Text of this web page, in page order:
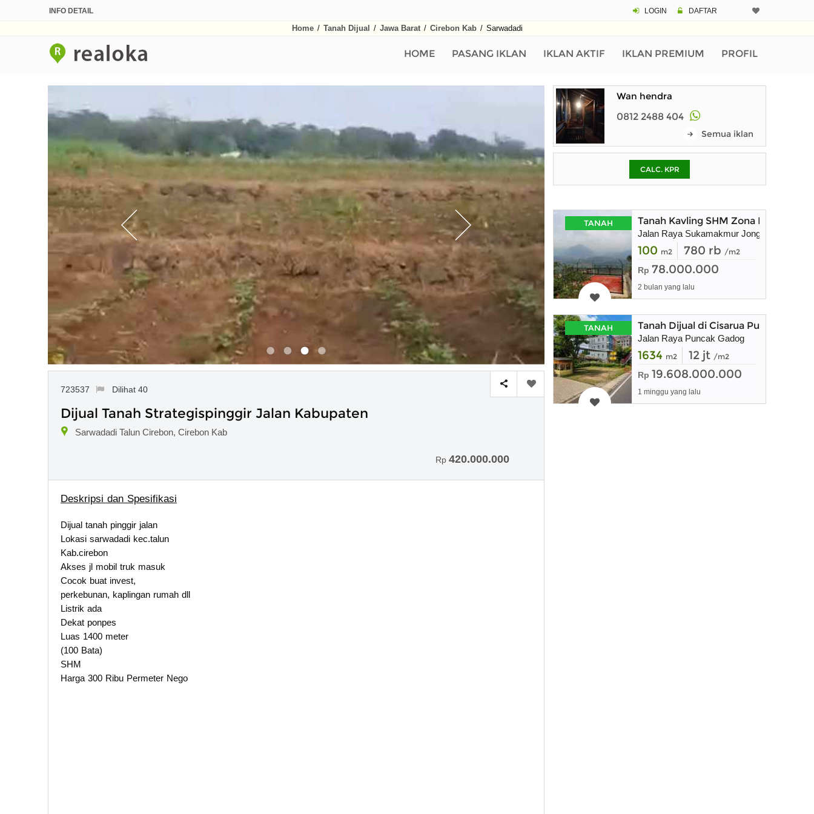
INFO DETAIL LOGIN DAFTAR
Home / Tanah Dijual / Jawa Barat / Cirebon Kab / Sarwadadi
HOME PASANG IKLAN IKLAN AKTIF IKLAN PREMIUM PROFIL
723537 Dilihat 40
Dijual Tanah Strategispinggir Jalan Kabupaten
Sarwadadi Talun Cirebon, Cirebon Kab
Rp 420.000.000
Deskripsi dan Spesifikasi
Dijual tanah pinggir jalan
Lokasi sarwadadi kec.talun
Kab.cirebon
Akses jl mobil truk masuk
Cocok buat invest,
perkebunan, kaplingan rumah dll
Listrik ada
Dekat ponpes
Luas 1400 meter
(100 Bata)
SHM
Harga 300 Ribu Permeter Nego
Pinjaman (PIN)
pada kotak-
Wan hendra
0812 2488 404
Semua iklan
CALC. KPR
TANAH Tanah Kavling SHM Zona Kuning
Jalan Raya Sukamakmur Jonggol
100 m2 780 rb /m2
Rp 78.000.000
2 bulan yang lalu
TANAH Tanah Dijual di Cisarua Puncak
Jalan Raya Puncak Gadog
1634 m2 12 jt /m2
Rp 19.608.000.000
1 minggu yang lalu